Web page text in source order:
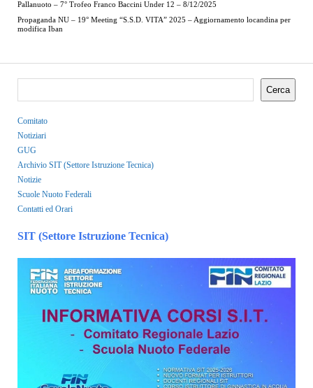
Pallanuoto – 7° Trofeo Franco Baccini Under 12 – 8/12/2025
Propaganda NU – 19° Meeting “S.S.D. VITA” 2025 – Aggiornamento locandina per
modifica Iban
Cerca
Comitato
Notiziari
GUG
Archivio SIT (Settore Istruzione Tecnica)
Notizie
Scuole Nuoto Federali
Contatti ed Orari
SIT (Settore Istruzione Tecnica)